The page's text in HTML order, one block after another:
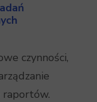
czynności,
raportów.